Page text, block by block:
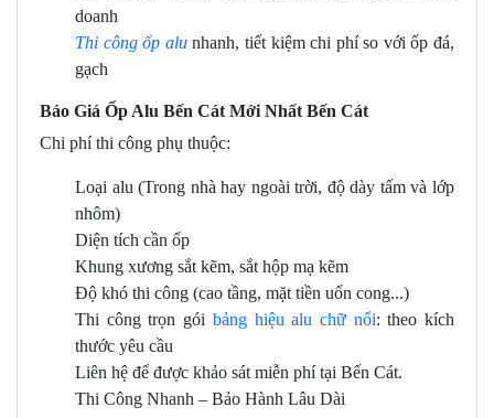
doanh
Thi công ốp alunhanh, tiết kiệm chi phí so với ốp đá,
gạch
Báo Giá Ốp Alu Bến Cát Mới Nhất Bến Cát
Chi phí thi công phụ thuộc:
Loại alu (Trong nhà hay ngoài trời, độ dày tấm và lớp
nhôm)
Diện tích cần ốp
Khung xương sắt kẽm, sắt hộp mạ kẽm
Độ khó thi công (cao tầng, mặt tiền uốn cong...)
Thi công trọn gói bảng hiệu alu chữ nổi: theo kích
thước yêu cầu
Liên hệ để được khảo sát miễn phí tại Bến Cát.
Thi Công Nhanh – Bảo Hành Lâu Dài